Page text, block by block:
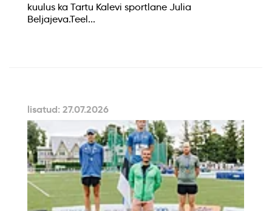
kuulus ka Tartu Kalevi sportlane Julia
Beljajeva.Teel...
lisatud: 27.07.2026